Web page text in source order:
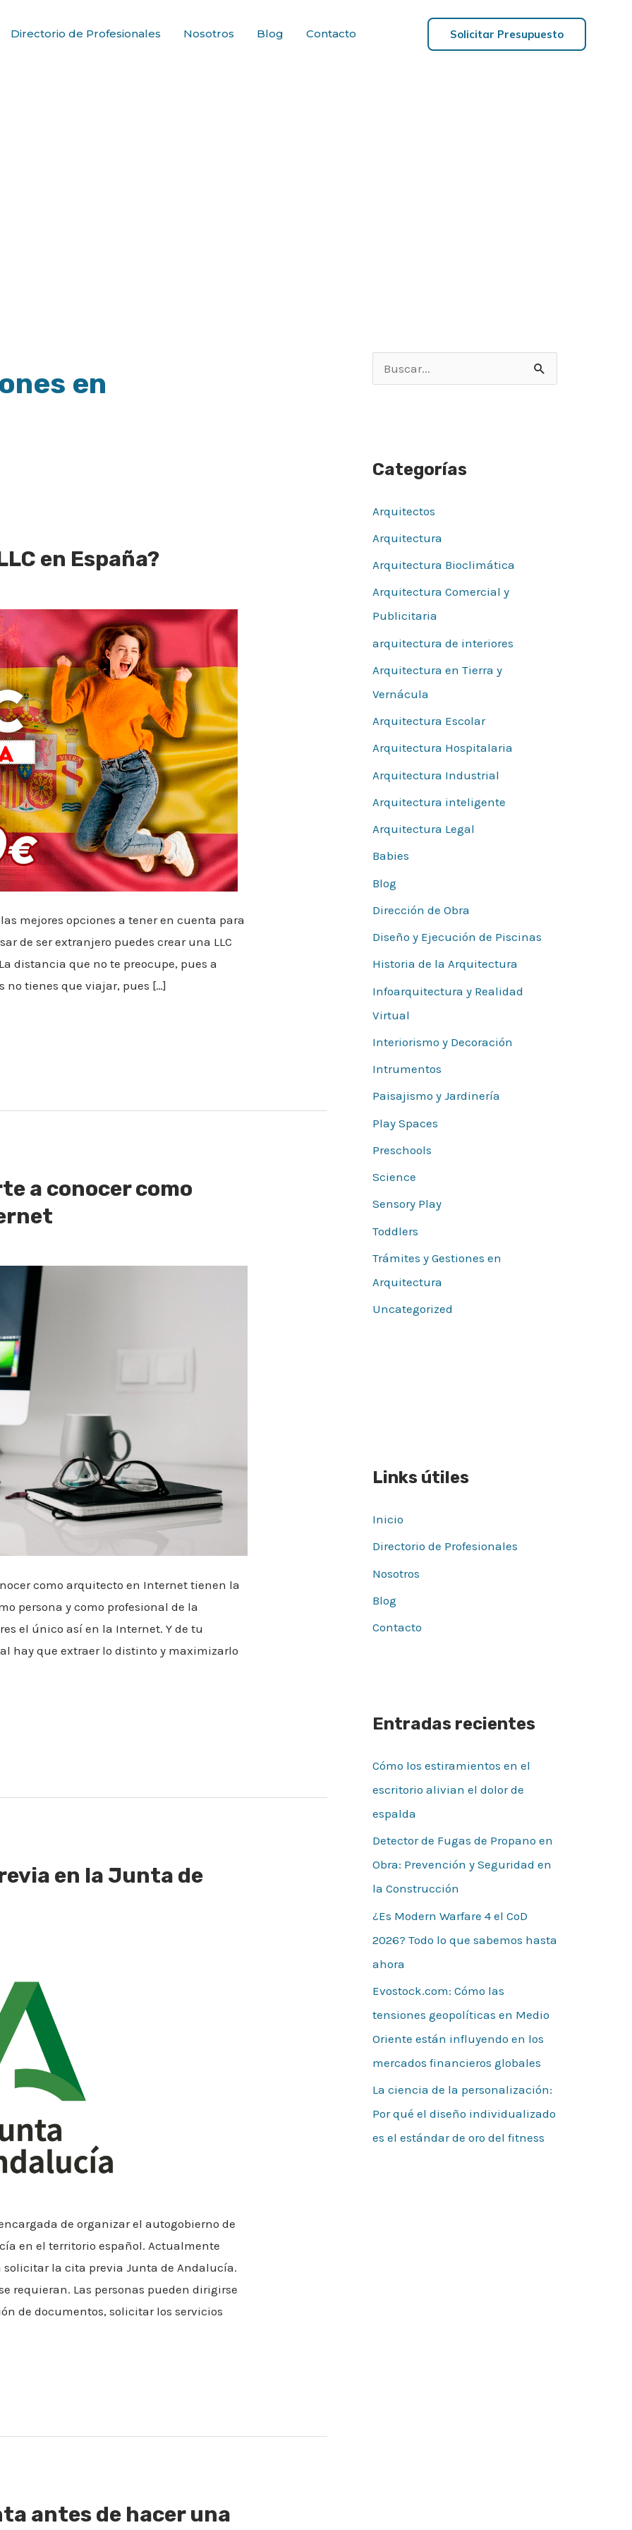
Directorio de Profesionales Nosotros Blog Contacto Solicitar Presupuesto
en
en España?
mejores opciones a tener en cuenta para
de ser extranjero puedes crear una LLC
distancia que no te preocupe, pues a
no tienes que viajar, pues […]
a conocer como
como arquitecto en Internet tienen la
persona y como profesional de la
el único así en la Internet. Y de tu
hay que extraer lo distinto y maximizarlo
en la Junta de
de organizar el autogobierno de
en el territorio español. Actualmente
la cita previa Junta de Andalucía.
requieran. Las personas pueden dirigirse
de documentos, solicitar los servicios
antes de hacer una
a
p
o
r
:
Categorías
Arquitectos
Arquitectura
Arquitectura Bioclimática
Arquitectura Comercial y
Publicitaria
arquitectura de interiores
Arquitectura en Tierra y
Vernácula
Arquitectura Escolar
Arquitectura Hospitalaria
Arquitectura Industrial
Arquitectura inteligente
Arquitectura Legal
Babies
Blog
Dirección de Obra
Diseño y Ejecución de Piscinas
Historia de la Arquitectura
Infoarquitectura y Realidad
Virtual
Interiorismo y Decoración
Intrumentos
Paisajismo y Jardinería
Play Spaces
Preschools
Science
Sensory Play
Toddlers
Trámites y Gestiones en
Arquitectura
Uncategorized
Links útiles
Inicio
Directorio de Profesionales
Nosotros
Blog
Contacto
Entradas recientes
Cómo los estiramientos en el
escritorio alivian el dolor de
espalda
Detector de Fugas de Propano en
Obra: Prevención y Seguridad en
la Construcción
¿Es Modern Warfare 4 el CoD
2026? Todo lo que sabemos hasta
ahora
Evostock.com: Cómo las
tensiones geopolíticas en Medio
Oriente están influyendo en los
mercados financieros globales
La ciencia de la personalización:
Por qué el diseño individualizado
es el estándar de oro del fitness